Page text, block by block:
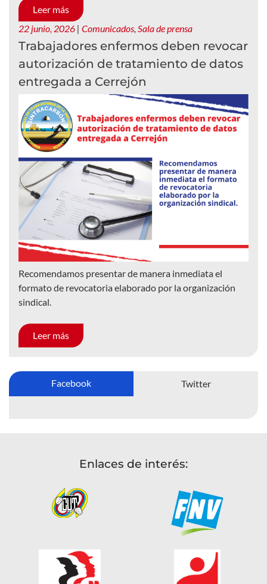
Leer más
22 junio, 2026 | Comunicados Sala de prensa
Trabajadores enfermos deben revocar
autorización de tratamiento de datos
entregada a Cerrejón
Recomendamos presentar de manera inmediata el
formato de revocatoria elaborado por la organización
sindical.
Leer más
Facebook Twitter
Enlaces de interés: